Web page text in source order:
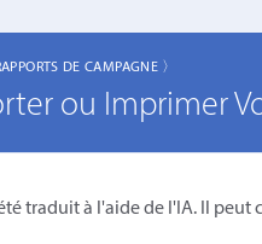
DE CAMPAGNE 〉
ou Imprimer
traduit à l'aide de l'IA. Il peut